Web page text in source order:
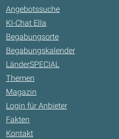
Angebotssuche
KI-Chat Ella
Begabungsorte
Begabungskalender
LänderSPECIAL
Themen
Magazin
Login für Anbieter
Fakten
Kontakt